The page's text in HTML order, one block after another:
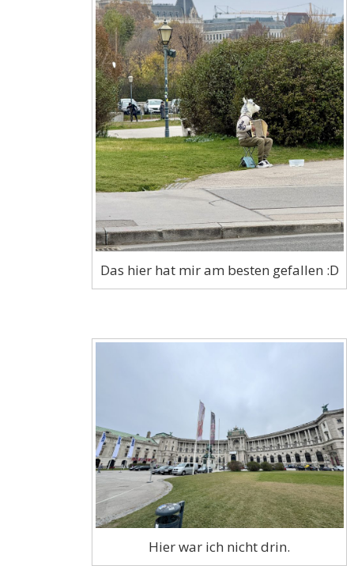
Das hier hat mir am besten gefallen :D
Hier war ich nicht drin.